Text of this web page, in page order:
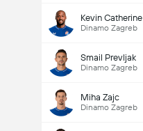
Kevin Catherine
Dinamo Zagreb
Smail Prevljak
Dinamo Zagreb
Miha Zajc
Dinamo Zagreb